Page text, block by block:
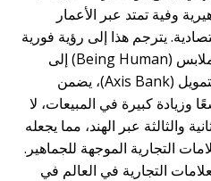
وفية تمتد عبر الأعمار
يترجم هذا إلى رؤية فورية
وجاذبية لأي منتج يؤيده. من الملابس (Being Human) إلى
المشروبات (Thums Up) والتمويل (Axis Bank)، يضمن
وزيادة كبيرة في المبيعات، لا
والثالثة عبر الهند، مما يجعله
التجارية الموجهة للجماهير.
التجارية في العالم في